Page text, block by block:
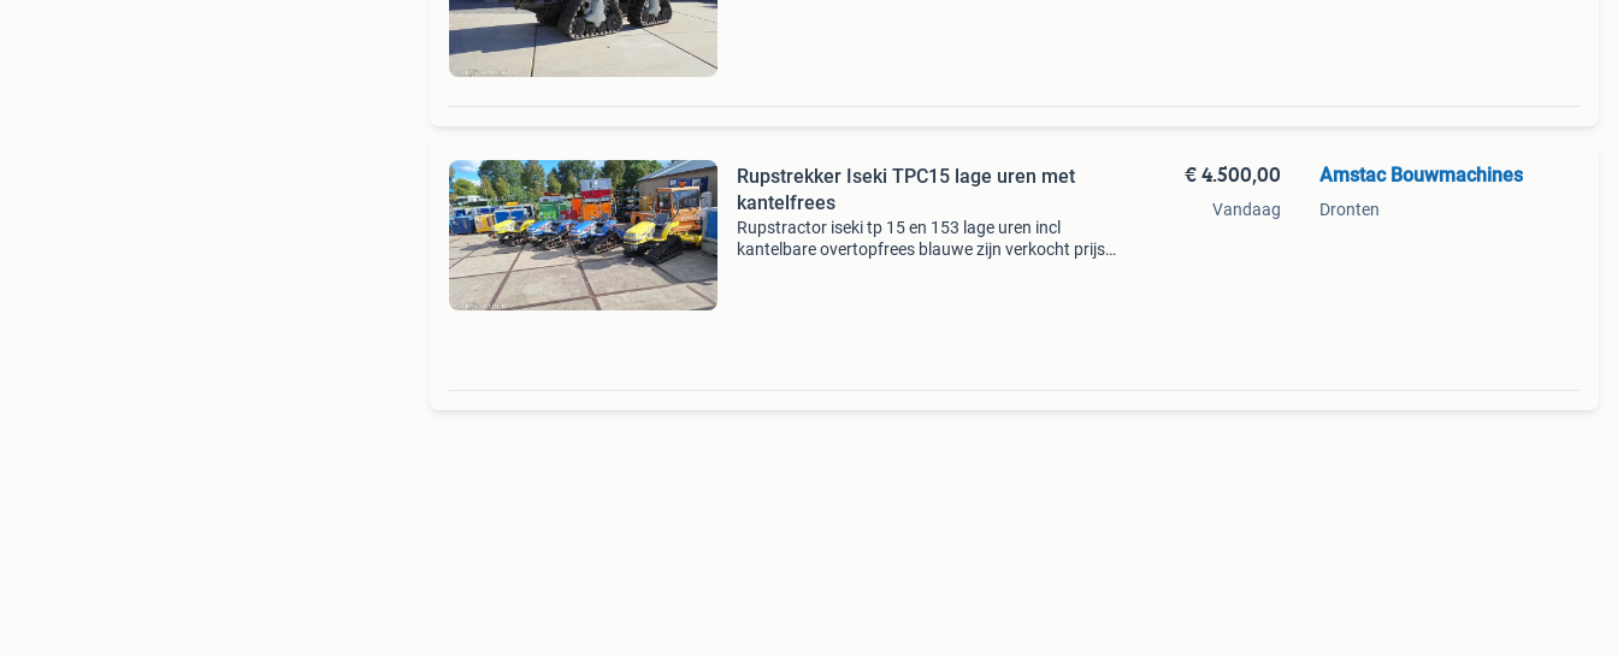
Rupstrekker Iseki TPC15 lage uren met
kantelfrees
Rupstractor iseki tp 15 en 153 lage uren incl
kantelbare overtopfrees blauwe zijn verkocht prijs
€ 4.500,00
Vandaag
Amstac Bouwmachines
Dronten